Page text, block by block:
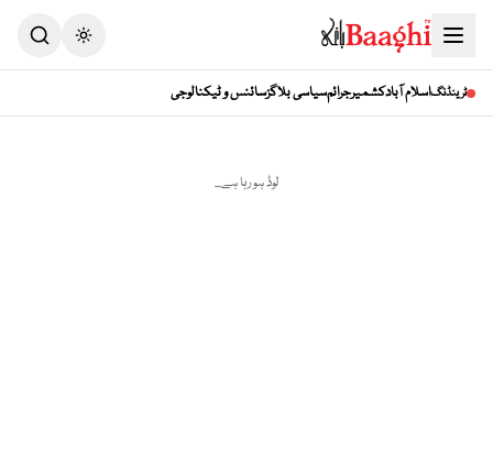
Toggle theme
ٹرینڈنگاسلام آبادکشمیرجرائمسیاسی بلاگزسائنس و ٹیکنالوجی
لوڈ ہو رہا ہے...